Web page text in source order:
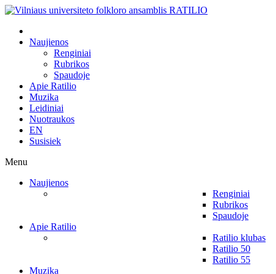
Naujienos
Renginiai
Rubrikos
Spaudoje
Apie Ratilio
Muzika
Leidiniai
Nuotraukos
EN
Susisiek
Menu
Naujienos
Renginiai
Rubrikos
Spaudoje
Apie Ratilio
Ratilio klubas
Ratilio 50
Ratilio 55
Muzika